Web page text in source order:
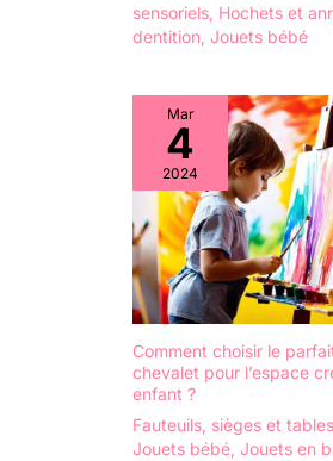
sensoriels Hochets et
dentition Jouets bébé
Mar
4
2024
Comment choisir le
chevalet pour l’espace
enfant ?
Fauteuils, sièges et
Jouets bébé, Jouets en